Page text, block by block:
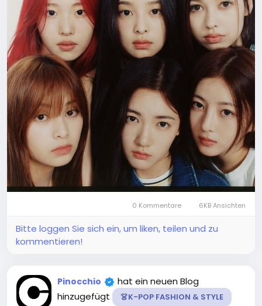
0 Kommentare 6KB Ansichten
Bitte loggen Sie sich ein, um liken, teilen und zu
kommentieren!
Pinocchio
hat ein neuen Blog
hinzugefügt
👗K-POP FASHION & STYLE